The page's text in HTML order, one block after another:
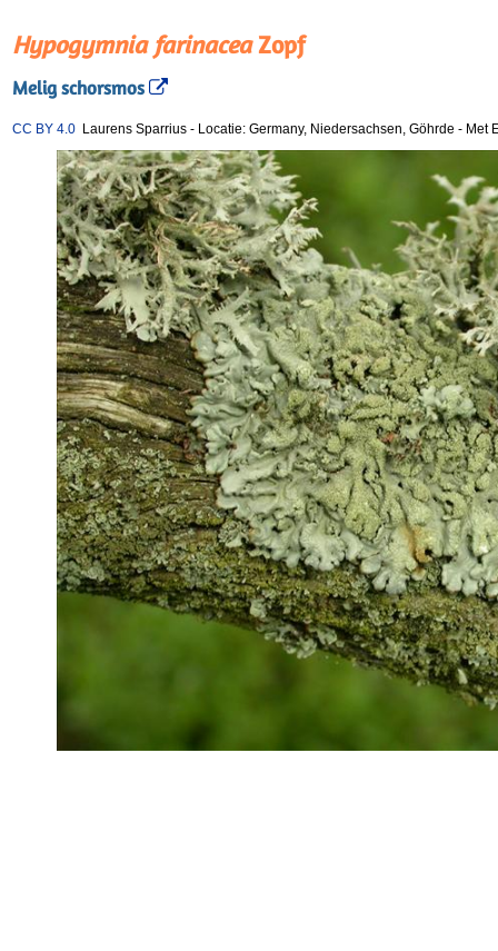
Hypogymnia farinaceaZopf
Melig schorsmos
CC BY 4.0 Laurens Sparrius - Locatie: Germany, Niedersachsen, Göhrde - Met